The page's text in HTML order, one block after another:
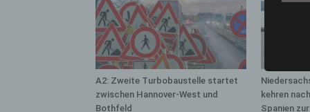
A2: Zweite Turbobaustelle startet
zwischen Hannover-West und
Bothfeld
kehren
Spanien